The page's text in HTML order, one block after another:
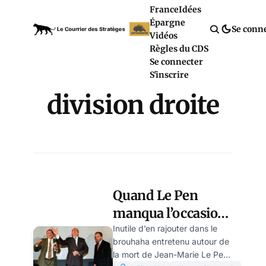
FranceIdées
Épargne
Vidéos
Règles du CDS
Se connecter
S'inscrire
Se
division droite
Quand Le Pen
manqua l’occasion
des régionales de
1998, par Yves-
Inutile d’en rajouter dans le
brouhaha entretenu autour de
la mort de Jean-Marie Le Pen.